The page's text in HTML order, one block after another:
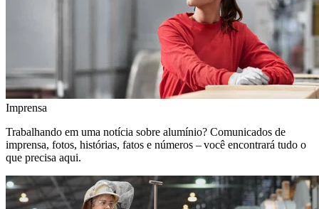
Imprensa
Trabalhando em uma notícia sobre alumínio? Comunicados de
imprensa, fotos, histórias, fatos e números – você encontrará tudo o
que precisa aqui.